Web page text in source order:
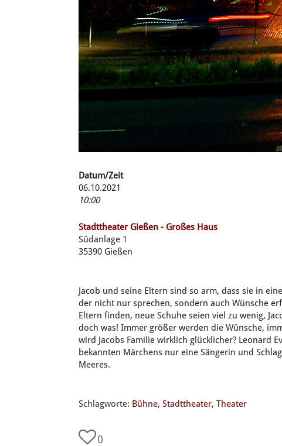
Datum/Zeit
06.10.2021
10:00
Stadttheater Gießen - Großes Haus
Südanlage 1
35390 Gießen
Jacob und seine Eltern sind so arm, dass sie in
der nicht nur sprechen, sondern auch Wünsche
Eltern finden, neue Schuhe seien viel zu wenig,
doch was! Immer größer werden die Wünsche,
wird Jacobs Familie wirklich glücklicher? Leonard
bekannten Märchens nur eine Sängerin und
Meeres.
Schlagworte: Bühne,Stadttheater,Theater
0